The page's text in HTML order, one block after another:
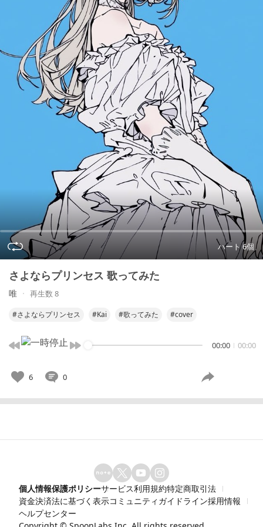
ハート 6個
さよならプリンセス 歌ってみた
唯 再生数 8
#さよならプリンセス #Kai #歌ってみた #cover
00:00 00:00
6 0
個人情報保護ポリシーサービス利用規約特定商取引法
資金決済法に基づく表示コミュニティガイドライン採用情報
ヘルプセンター